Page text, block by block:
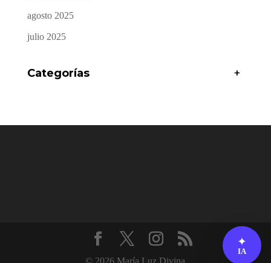
agosto 2025
julio 2025
Categorías +
✦
IA